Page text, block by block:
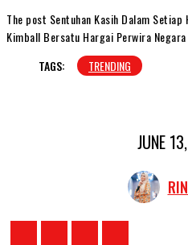
The post Sentuhan Kasih Dalam
Kimball Bersatu Hargai Perwira
TAGS:
TRENDING
JUNE